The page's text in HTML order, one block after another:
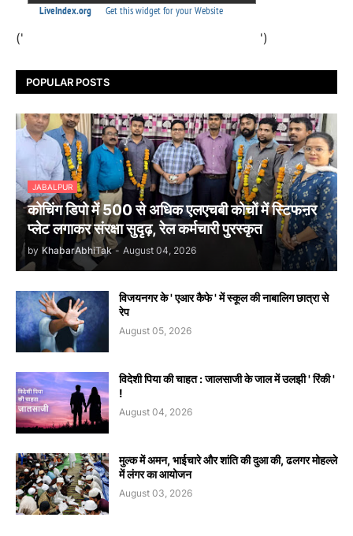
(' ')
POPULAR POSTS
JABALPUR
कोचिंग डिपो में 500 से अधिक एलएचबी कोचों में स्टिफऩर
प्लेट लगाकर संरक्षा सुदृढ़, रेल कर्मचारी पुरस्कृत
by KhabarAbhiTak - August 04, 2026
विजयनगर के ' एआर कैफे ' में स्कूल की नाबालिग छात्रा से
रेप
August 05, 2026
विदेशी पिया की चाहत : जालसाजी के जाल में उलझी ' रिंकी '
!
August 04, 2026
मुल्क में अमन, भाईचारे और शांति की दुआ की, ढलगर मोहल्ले
में लंगर का आयोजन
August 03, 2026